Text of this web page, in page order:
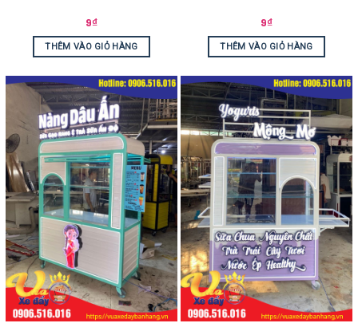
9₫
THÊM VÀO GIỎ HÀNG
9₫
THÊM VÀO GIỎ HÀNG